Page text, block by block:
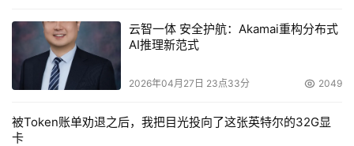
云智一体 安全护航：Akamai重构分布式
AI推理新范式
2026年04月27日 23点33分 2049
被Token账单劝退之后，我把目光投向了这张英特尔的32G显
卡